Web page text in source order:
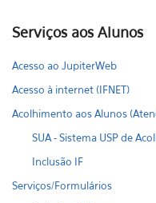
Serviços aos Alunos
Acesso ao JupiterWeb
Acesso à internet (IFNET)
Acolhimento aos Alunos
SUA - Sistema USP de
Inclusão IF
Serviços/Formulários